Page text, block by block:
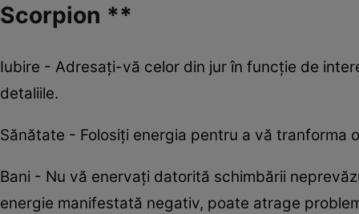
Scorpion **
Iubire - Adresaţi-vă celor din jur în funcţie de
detaliile.
Sănătate - Folosiţi energia pentru a vă tranforma
Bani - Nu vă enervaţi datorită schimbării
energie manifestată negativ, poate atrage